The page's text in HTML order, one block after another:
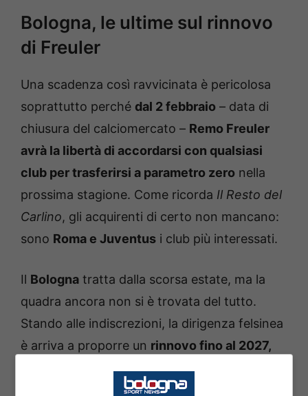
Bologna, le ultime sul rinnovo
di Freuler
Una scadenza così ravvicinata è pericolosa
soprattutto perché dal 2 febbraio – data di
chiusura del calciomercato – Remo Freuler
avrà la libertà di accordarsi con qualsiasi
club per trasferirsi a parametro zero nella
prossima stagione. Come ricorda Il Resto del
Carlino, gli acquirenti di certo non mancano:
sono Roma e Juventus i club più interessati.
Il Bologna tratta dalla scorsa estate, ma la
quadra ancora non si è trovata del tutto.
Stando alle indiscrezioni, la dirigenza felsinea
è arriva a proporre un rinnovo fino al 2027,